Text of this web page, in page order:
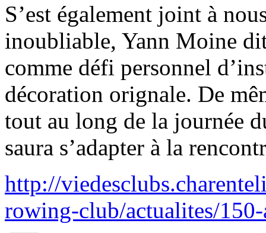
S’est également joint à
inoubliable, Yann Moine
comme défi personnel
décoration orignale. De
tout au long de la journée
saura s’adapter à la
http://
rowing-club/actualites/150-